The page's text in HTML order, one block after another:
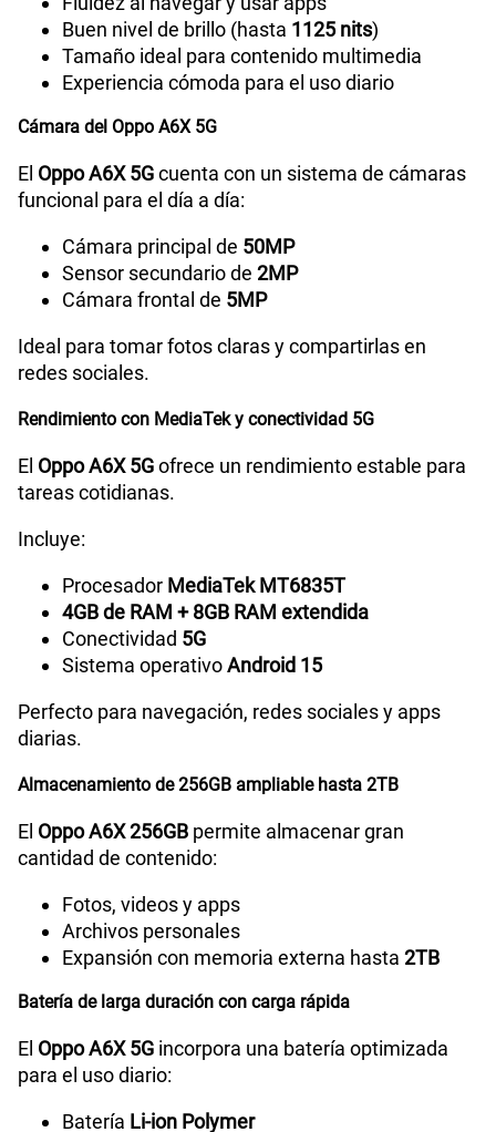
Radio FM
Tipo de Conexión
Tipo de Batería
Capacidad Memoria Interna 256GB
GPS
Reconocimiento Facial
Lector de Huella
Modelo
Dimensión 166.60x78.51x8.61mm
Carga rápida
Buen nivel de brillo (hasta 1125 nits)
Tamaño ideal para contenido multimedia
Experiencia cómoda para el uso diario
Cámara del Oppo A6X 5G
El Oppo A6X 5Gcuenta con un sistema de cámaras
funcional para el día a día:
Cámara principal de 50MP
Sensor secundario de 2MP
Cámara frontal de 5MP
Ideal para tomar fotos claras y compartirlas en
redes sociales.
Rendimiento con MediaTek y conectividad 5G
El Oppo A6X 5Gofrece un rendimiento estable para
tareas cotidianas.
Incluye:
Procesador MediaTek MT6835T
4GB de RAM + 8GB RAM extendida
Conectividad 5G
Sistema operativoAndroid 15
Perfecto para navegación, redes sociales y apps
diarias.
Almacenamiento de 256GB ampliable hasta 2TB
El Oppo A6X 256GB permite almacenar gran
cantidad de contenido:
Fotos, videos y apps
Archivos personales
Expansión con memoria externa hasta 2TB
Batería de larga duración con carga rápida
El Oppo A6X 5G incorpora una batería optimizada
para el uso diario:
Batería Li-ion Polymer